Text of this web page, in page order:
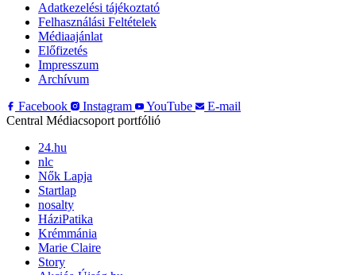
Adatkezelési tájékoztató
Felhasználási Feltételek
Médiaajánlat
Előfizetés
Impresszum
Archívum
Facebook
Instagram YouTube
E-mail
Central Médiacsoport portfólió
24.hu
nlc
Nők Lapja
Startlap
nosalty
HáziPatika
Krémmánia
Marie Claire
Story